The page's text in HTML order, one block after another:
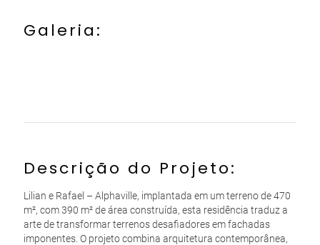
Galeria:
Descrição do Projeto:
Lilian e Rafael – Alphaville, implantada em um terreno de 470
m², com 390 m² de área construída, esta residência traduz a
arte de transformar terrenos desafiadores em fachadas
imponentes. O projeto combina arquitetura contemporânea,